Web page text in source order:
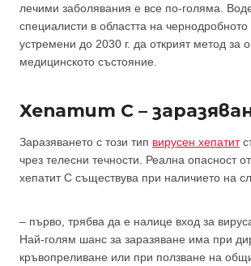
лечими заболявания е все по-голяма.
специалисти в областта на чернодробното
устремени до 2030 г. да открият метод за
медицинското състояние.
Хепатит С –
Заразяването с този тип вирусен хепатит
чрез телесни течности. Реална опасност
хепатит С съществува при наличието на
– първо, трябва да е налице вход за
Най-голям шанс за заразяване има при
кръвопреливане или при ползване на